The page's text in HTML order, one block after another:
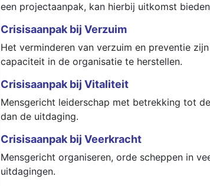
een projectaanpak, kan hierbij uitkomst
Crisisaanpak bij Verzuim
Het verminderen van verzuim en preventie
capaciteit in de organisatie te herstellen.
Crisisaanpak bij Vitaliteit
Mensgericht leiderschap met betrekking tot
dan de uitdaging.
Crisisaanpak bij Veerkracht
Mensgericht organiseren, orde scheppen in
uitdagingen.